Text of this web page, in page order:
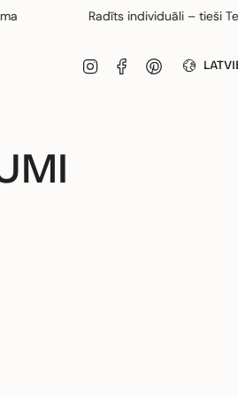
Radīts individuāli – tieši Tev
INSTAGRAMFACEBOOKPINTEREST